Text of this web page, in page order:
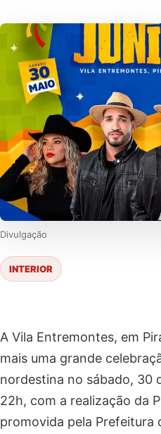
Divulgação
INTERIOR
A Vila Entremontes, em
mais uma grande
nordestina no sábado, 30
22h, com a realização da
promovida pela Prefeitura